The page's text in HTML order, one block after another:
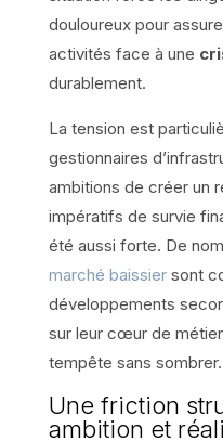
douloureux pour
activités face à une
durablement.
La tension est
gestionnaires
ambitions de créer un
impératifs de survie
été aussi forte. De
marché baissiersont
développements
sur leur cœur de
tempête sans sombrer.
Une friction
ambition et